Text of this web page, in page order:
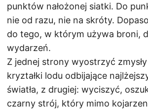
punktów nałożonej siatki. Do
nie od razu, nie na skróty.
do tego, w którym używa broni,
wydarzeń.
Z jednej strony wyostrzyć
kryztałki lodu odbijające
światła, z drugiej: wyciszyć,
czarny strój, który mimo